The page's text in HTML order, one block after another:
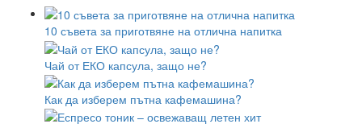
10 съвета за приготвяне на отлична напитка
Чай от ЕКО капсула, защо не?
Как да изберем пътна кафемашина?